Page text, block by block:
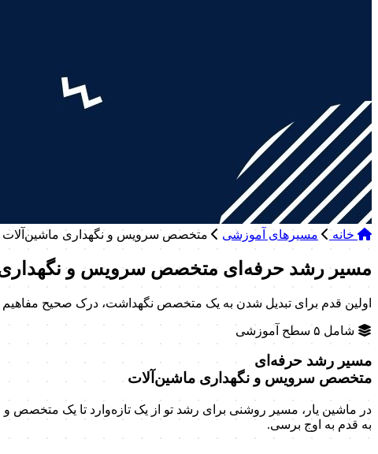
خانه مسیرهای آموزشی متخصص سرویس و نگهداری ماشین‌آلات
مسیر رشد حرفه‌ای متخصص سرویس و نگهداری
اولین قدم برای تبدیل شدن به یک متخصص نگهداشت، درک صحیح مفاهیم
شامل ۵ سطح آموزشی
مسیر رشد حرفه‌ای
متخصص سرویس و نگهداری ماشین‌آلات
به قدم به اوج برسی.